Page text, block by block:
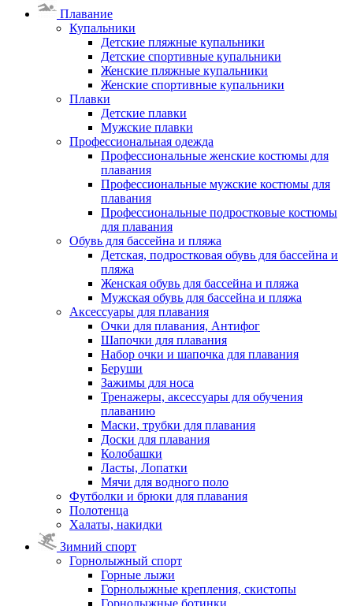
Плавание
Купальники
Детские пляжные купальники
Детские спортивные купальники
Женские пляжные купальники
Женские спортивные купальники
Плавки
Детские плавки
Мужские плавки
Профессиональная одежда
Профессиональные женские костюмы для
плавания
Профессиональные мужские костюмы для
плавания
Профессиональные подростковые костюмы
для плавания
Обувь для бассейна и пляжа
Детская, подростковая обувь для бассейна и
пляжа
Женская обувь для бассейна и пляжа
Мужская обувь для бассейна и пляжа
Аксессуары для плавания
Очки для плавания, Антифог
Шапочки для плавания
Набор очки и шапочка для плавания
Беруши
Зажимы для носа
Тренажеры, аксессуары для обучения
плаванию
Маски, трубки для плавания
Доски для плавания
Колобашки
Ласты, Лопатки
Мячи для водного поло
Футболки и брюки для плавания
Полотенца
Халаты, накидки
Зимний спорт
Горнолыжный спорт
Горные лыжи
Горнолыжные крепления, скистопы